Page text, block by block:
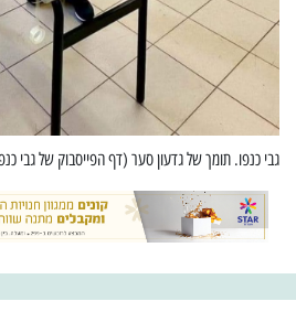
גבי כנפו. תומך של גדעון סער (דף הפייסבוק של גבי